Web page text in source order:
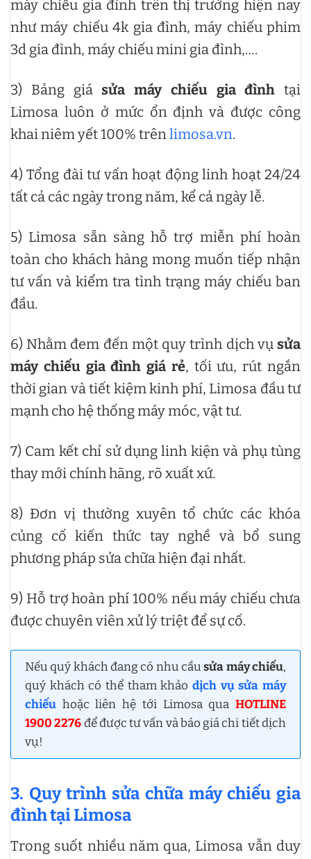
máy chiếu gia đình trên thị trường hiện nay
như máy chiếu 4k gia đình, máy chiếu phim
3d gia đình, máy chiếu mini gia đình,….
3) Bảng giásửa máy chiếu gia đình tại
Limosa luôn ở mức ổn định và được công
khai niêm yết 100% trênlimosa.vn.
4) Tổng đài tư vấn hoạt động linh hoạt 24/24
tất cả các ngày trong năm, kể cả ngày lễ.
5) Limosa sẵn sàng hỗ trợ miễn phí hoàn
toàn cho khách hàng mong muốn tiếp nhận
tư vấn và kiểm tra tình trạng máy chiếu ban
đầu.
6) Nhằm đem đến một quy trình dịch vụ sửa
máy chiếu gia đình giá rẻ, tối ưu, rút ngắn
thời gian và tiết kiệm kinh phí, Limosa đầu tư
mạnh cho hệ thống máy móc, vật tư.
7) Cam kết chỉ sử dụng linh kiện và phụ tùng
thay mới chính hãng, rõ xuất xứ.
8) Đơn vị thường xuyên tổ chức các khóa
củng cố kiến thức tay nghề và bổ sung
phương pháp sửa chữa hiện đại nhất.
9) Hỗ trợ hoàn phí 100% nếu máy chiếu chưa
được chuyên viên xử lý triệt để sự cố.
Nếu quý khách đang có nhu cầusửa máy chiếu,
quý khách có thể tham khảo dịch vụ sửa máy
chiếu hoặc liên hệ tới Limosa qua HOTLINE
1900 2276để được tư vấn và báo giá chi tiết dịch
vụ!
3. Quy trình sửa chữa máy chiếu gia
đình tại Limosa
Trong suốt nhiều năm qua, Limosa vẫn duy